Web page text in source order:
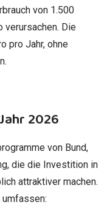
von 1.500
verursachen. Die
pro Jahr, ohne
2026
von Bund,
die die Investition in
attraktiver machen.